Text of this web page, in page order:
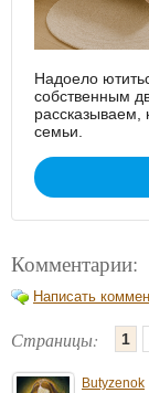
Надоело
собственным
рассказываем,
семьи.
Комментарии:
Написать
Страницы: 1
Butyzenok